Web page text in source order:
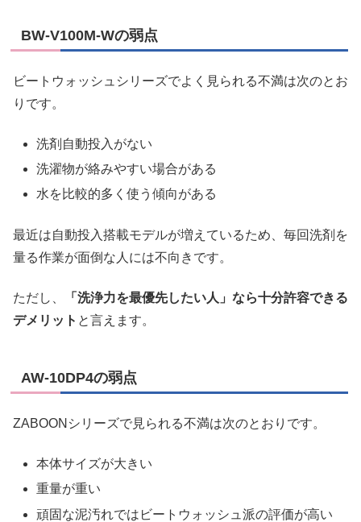
BW-V100M-Wの弱点
ビートウォッシュシリーズでよく見られる不満は次のとお
りです。
洗剤自動投入がない
洗濯物が絡みやすい場合がある
水を比較的多く使う傾向がある
最近は自動投入搭載モデルが増えているため、毎回洗剤を
量る作業が面倒な人には不向きです。
ただし、
「洗浄力を最優先したい人」なら十分許容できる
デメリット と言えます。
AW-10DP4の弱点
ZABOONシリーズで見られる不満は次のとおりです。
本体サイズが大きい
重量が重い
頑固な泥汚れではビートウォッシュ派の評価が高い